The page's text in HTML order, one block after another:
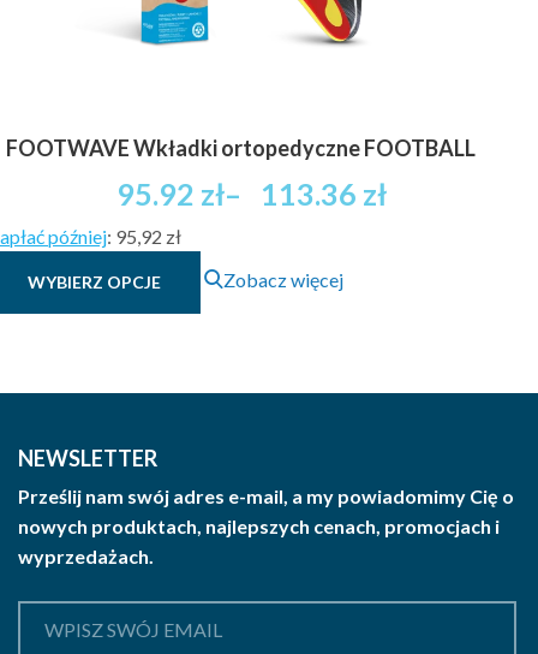
FOOTWAVE Wkładki ortopedyczne FOOTBALL
95.92 zł– 113.36 zł
Zakres
95.92 zł
później: 95,92 zł
WYBIERZ OPCJE
Ten
produkt
na
stronie
Zobacz więcej
NEWSLETTER
Prześlij nam swój adres e-mail, a my powiadomimy Cię o
nowych produktach, najlepszych cenach, promocjach i
wyprzedażach.